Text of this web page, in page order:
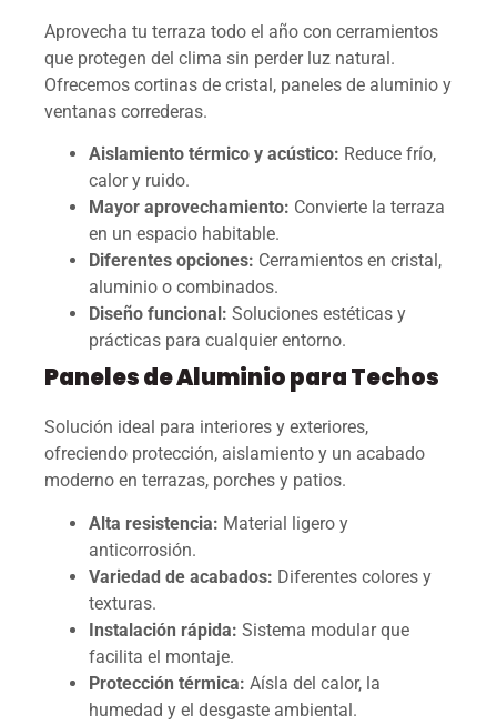
Aprovecha tu terraza todo el año con cerramientos
que protegen del clima sin perder luz natural.
Ofrecemos cortinas de cristal, paneles de aluminio y
ventanas correderas.
Aislamiento térmico y acústico: Reduce frío,
calor y ruido.
Mayor aprovechamiento: Convierte la terraza
en un espacio habitable.
Diferentes opciones: Cerramientos en cristal,
aluminio o combinados.
Diseño funcional: Soluciones estéticas y
prácticas para cualquier entorno.
Paneles de Aluminio para Techos
Solución ideal para interiores y exteriores,
ofreciendo protección, aislamiento y un acabado
moderno en terrazas, porches y patios.
Alta resistencia: Material ligero y
anticorrosión.
Variedad de acabados: Diferentes colores y
texturas.
Instalación rápida: Sistema modular que
facilita el montaje.
Protección térmica: Aísla del calor, la
humedad y el desgaste ambiental.